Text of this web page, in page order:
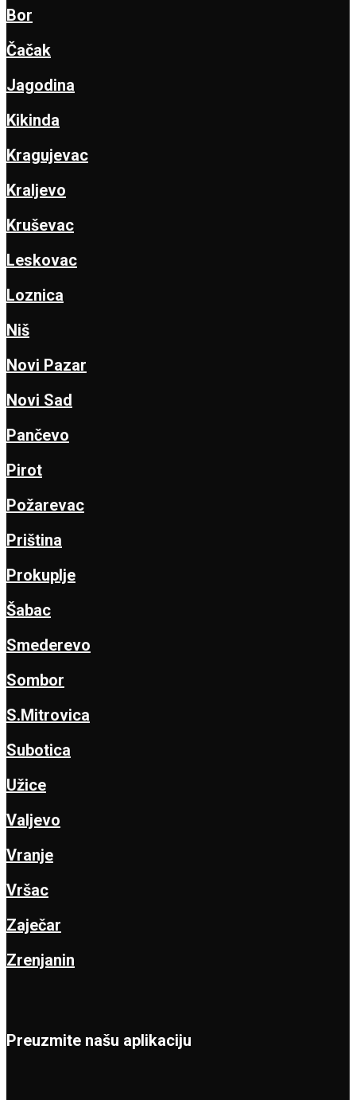
Bor
Čačak
Jagodina
Kikinda
Kragujevac
Kraljevo
Kruševac
Leskovac
Loznica
Niš
Novi Pazar
Novi Sad
Pančevo
Pirot
Požarevac
Priština
Prokuplje
Šabac
Smederevo
Sombor
S.Mitrovica
Subotica
Užice
Valjevo
Vranje
Vršac
Zaječar
Zrenjanin
Preuzmite našu aplikaciju